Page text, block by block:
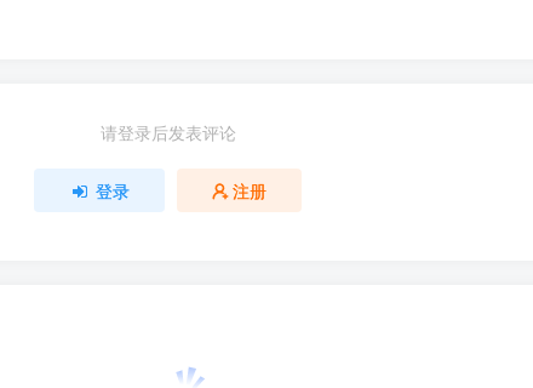
请登录后发表评论
登录 注册